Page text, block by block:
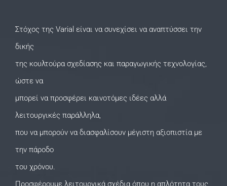
Στόχος της Varial είναι να συνεχίσει να αναπτύσσει την
δικής
της κουλτούρα σχεδίασης και παραγωγικής τεχνολογίας,
ώστε να
μπορεί να προσφέρει καινοτόμες ιδέες αλλά
λειτουργικές παράλληλα,
που να μπορούν να διασφαλίσουν μέγιστη αξιοπιστία με
την πάροδο
του χρόνου.
Προσφέρουμε λειτουργικά σχέδια όπου η απλότητα τους